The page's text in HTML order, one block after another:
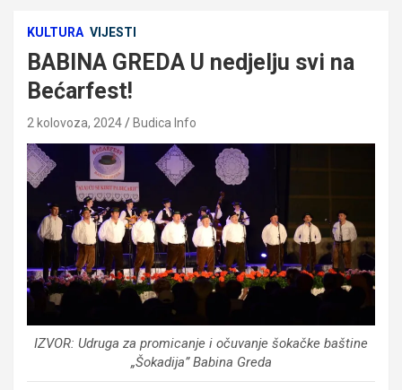
KULTURA VIJESTI
BABINA GREDA U nedjelju svi na
Bećarfest!
2 kolovoza, 2024 Budica Info
IZVOR: Udruga za promicanje i očuvanje šokačke baštine
„Šokadija” Babina Greda